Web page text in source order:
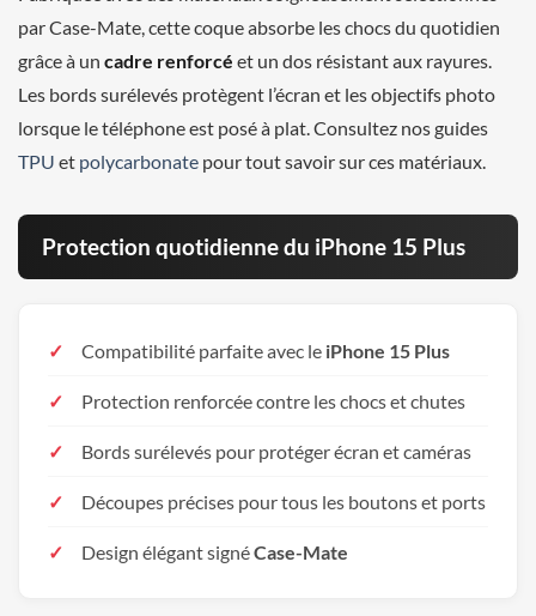
par Case-Mate, cette coque absorbe les chocs du quotidien
grâce à un cadre renforcé et un dos résistant aux rayures.
Les bords surélevés protègent l’écran et les objectifs photo
lorsque le téléphone est posé à plat. Consultez nos guides
TPU et polycarbonate pour tout savoir sur ces matériaux.
Protection quotidienne du iPhone 15 Plus
Compatibilité parfaite avec le iPhone 15 Plus
Protection renforcée contre les chocs et chutes
Bords surélevés pour protéger écran et caméras
Découpes précises pour tous les boutons et ports
Design élégant signéCase-Mate